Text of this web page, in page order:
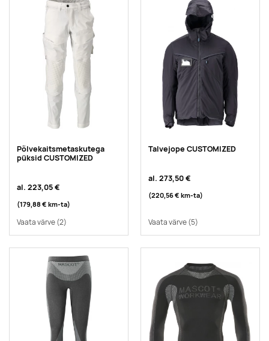
Põlvekaitsmetaskutega
püksid CUSTOMIZED
al. 223,05 €
(179,88 € km-ta)
Vaata värve(2)
Talvejope CUSTOMIZED
al. 273,50 €
(220,56 € km-ta)
Vaata värve(5)